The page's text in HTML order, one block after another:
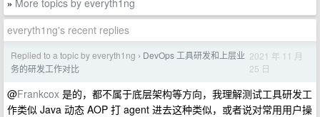
» More topics by everyth1ng
everyth1ng's recent replies
Replied to a topic by everyth1ng › DevOps 工具研发和上层业
务的研发工作对比
2021 年 11 月
25 日
@Frankcox 是的，都不属于底层架构等方向，我理解测试工具研发工
作类似 Java 动态 AOP 打 agent 进去这种类似，或者说对常用用户操